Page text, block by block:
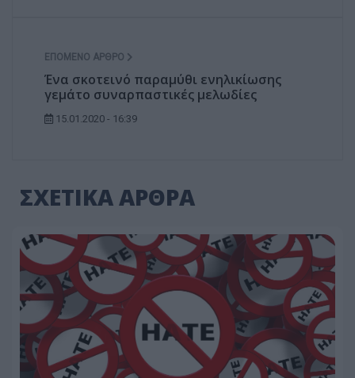
ΕΠΌΜΕΝΟ ΆΡΘΡΟ
Ένα σκοτεινό παραμύθι ενηλικίωσης
γεμάτο συναρπαστικές μελωδίες
15.01.2020 - 16:39
ΣΧΕΤΙΚΑ ΑΡΘΡΑ